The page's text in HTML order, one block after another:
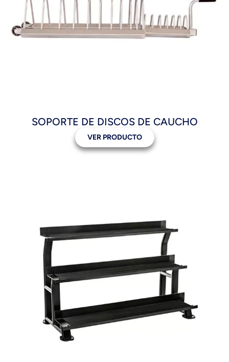
SOPORTE DE DISCOS DE CAUCHO
VER PRODUCTO